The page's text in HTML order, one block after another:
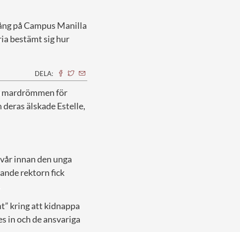
på Campus Manilla
bestämt sig hur
DELA:
mardrömmen för
älskade Estelle,
innan den unga
rektorn fick
kring att kidnappa
in och de ansvariga